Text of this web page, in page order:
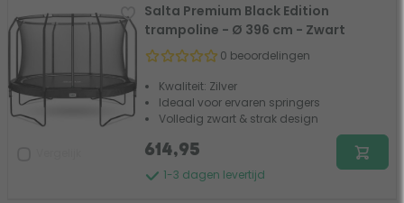
Salta Premium Black Edition
trampoline - Ø 396 cm - Zwart
0 beoordelingen
Kwaliteit: Zilver
Ideaal voor ervaren springers
Volledig zwart & strak design
1-3 dagen levertijd
614,95